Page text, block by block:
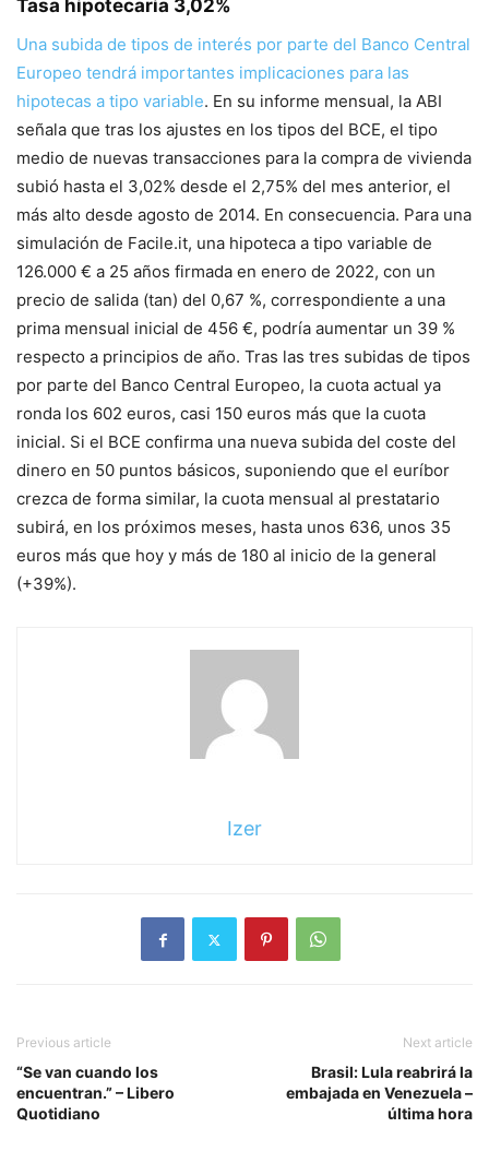
Tasa hipotecaria 3,02%
Una subida de tipos de interés por parte del Banco Central
Europeo tendrá importantes implicaciones para las
hipotecas a tipo variable. En su informe mensual, la ABI
señala que tras los ajustes en los tipos del BCE, el tipo
medio de nuevas transacciones para la compra de vivienda
subió hasta el 3,02% desde el 2,75% del mes anterior, el
más alto desde agosto de 2014. En consecuencia. Para una
simulación de Facile.it, una hipoteca a tipo variable de
126.000 € a 25 años firmada en enero de 2022, con un
precio de salida (tan) del 0,67 %, correspondiente a una
prima mensual inicial de 456 €, podría aumentar un 39 %
respecto a principios de año. Tras las tres subidas de tipos
por parte del Banco Central Europeo, la cuota actual ya
ronda los 602 euros, casi 150 euros más que la cuota
inicial. Si el BCE confirma una nueva subida del coste del
dinero en 50 puntos básicos, suponiendo que el euríbor
crezca de forma similar, la cuota mensual al prestatario
subirá, en los próximos meses, hasta unos 636, unos 35
euros más que hoy y más de 180 al inicio de la general
(+39%).
Izer
Previous article
“Se van cuando los
encuentran.” – Libero
Quotidiano
Next article
Brasil: Lula reabrirá la
embajada en Venezuela –
última hora